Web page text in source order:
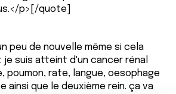
p>[/quote]
peu de nouvelle même si cela
je suis atteint d'un cancer rénal
rate, langue, oesophage
ainsi que le deuxième rein. ça va